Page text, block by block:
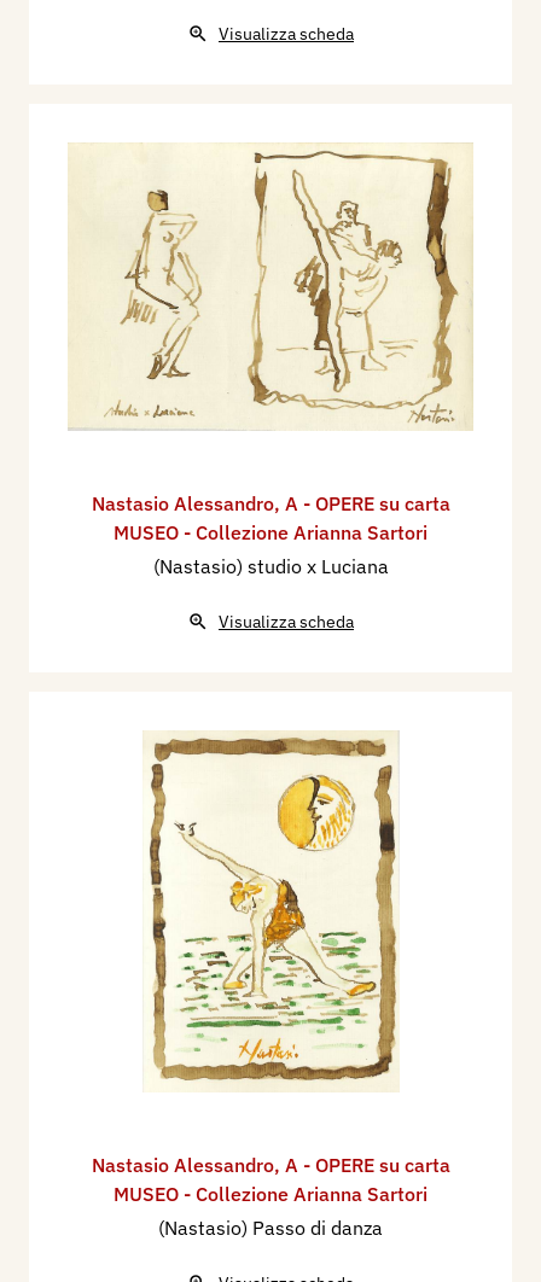
Visualizza scheda
Nastasio Alessandro, A - OPERE su carta
MUSEO - Collezione Arianna Sartori
(Nastasio) studio x Luciana
Visualizza scheda
Nastasio Alessandro, A - OPERE su carta
MUSEO - Collezione Arianna Sartori
(Nastasio) Passo di danza